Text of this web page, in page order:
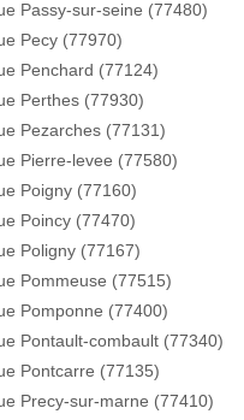
Passy-sur-seine (77480)
Pecy (77970)
Penchard (77124)
Perthes (77930)
Pezarches (77131)
Pierre-levee (77580)
Poigny (77160)
Poincy (77470)
Poligny (77167)
Pommeuse (77515)
Pomponne (77400)
Pontault-combault (77340)
Pontcarre (77135)
Precy-sur-marne (77410)